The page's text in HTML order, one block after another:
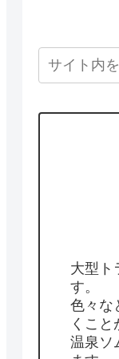
大型ト
す。
色々な
くこと
温泉ソ